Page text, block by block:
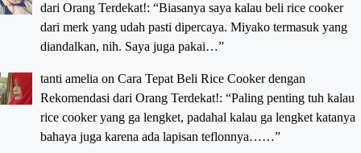
dari Orang Terdekat!: “Biasanya saya kalau beli rice cooker
dari merk yang udah pasti dipercaya. Miyako termasuk yang
diandalkan, nih. Saya juga pakai…”
tanti amelia on Cara Tepat Beli Rice Cooker dengan
Rekomendasi dari Orang Terdekat!: “Paling penting tuh kalau
rice cooker yang ga lengket, padahal kalau ga lengket katanya
bahaya juga karena ada lapisan teflonnya……”